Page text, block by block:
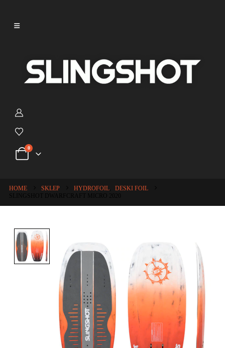
0
HOME SKLEP HYDROFOIL,
DESKI FOIL